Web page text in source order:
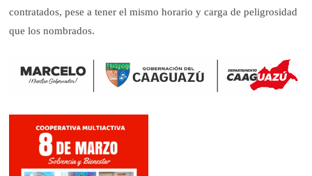
contratados, pese a tener el mismo horario y carga de peligrosidad
que los nombrados.